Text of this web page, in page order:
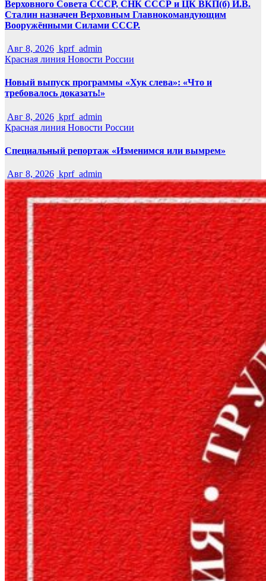
Верховного Совета СССР, СНК СССР и ЦК ВКП(б) И.В.
Сталин назначен Верховным Главнокомандующим
Вооружёнными Силами СССР.
Авг 8, 2026 kprf_admin
Красная линия Новости России
Новый выпуск программы «Хук слева»: «Что и
требовалось доказать!»
Авг 8, 2026 kprf_admin
Красная линия Новости России
Специальный репортаж «Изменимся или вымрем»
Авг 8, 2026 kprf_admin